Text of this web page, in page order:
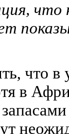
что
что в
в